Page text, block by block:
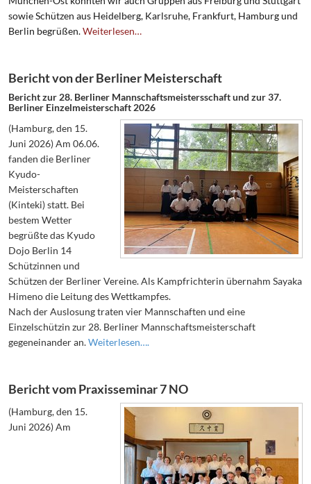
sowie Schützen aus Heidelberg, Karlsruhe, Frankfurt, Hamburg und
Berlin begrüßen.Weiterlesen…
Bericht von der Berliner Meisterschaft
Bericht zur 28. Berliner Mannschaftsmeistersschaft und zur 37.
Berliner Einzelmeisterschaft 2026
(Hamburg, den 15.
Juni 2026) Am 06.06.
fanden die Berliner
Kyudo-
Meisterschaften
(Kinteki) statt. Bei
bestem Wetter
begrüßte das Kyudo
Dojo Berlin 14
Schützinnen und
Schützen der Berliner Vereine. Als Kampfrichterin übernahm Sayaka
Himeno die Leitung des Wettkampfes.
Nach der Auslosung traten vier Mannschaften und eine
Einzelschützin zur 28. Berliner Mannschaftsmeisterschaft
gegeneinander an.Weiterlesen….
Bericht vom Praxisseminar 7 NO
(Hamburg, den 15.
Juni 2026) Am